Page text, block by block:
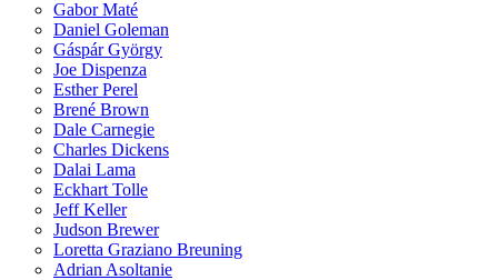
Gabor Maté
Daniel Goleman
Gáspár György
Joe Dispenza
Esther Perel
Brené Brown
Dale Carnegie
Charles Dickens
Dalai Lama
Eckhart Tolle
Jeff Keller
Judson Brewer
Loretta Graziano Breuning
Adrian Asoltanie